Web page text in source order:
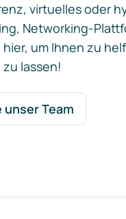
virtuelles oder
Networking-
um Ihnen zu
lassen!
Team